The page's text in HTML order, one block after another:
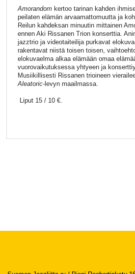
Amorandomkertoo tarinan kahden
peilaten elämän arvaamattomuutta ja
Reilun kahdeksan minuutin mittainen
ennen Aki Rissanen Trion konserttia.
jazztrio ja videotaiteilija purkavat
rakentavat niistä toisen toisen,
elokuvaelma alkaa elämään omaa
vuorovaikutuksessa yhtyeen ja
Musiikillisesti Rissanen trioineen
Aleatoric-levyn maailmassa.
Liput 15 / 10 €.